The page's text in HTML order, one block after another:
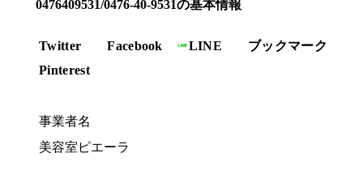
0476409531/0476-40-9531の基本情報
Twitter Facebook LINE
ブックマーク
Pinterest
事業者名
美容室ピエーラ